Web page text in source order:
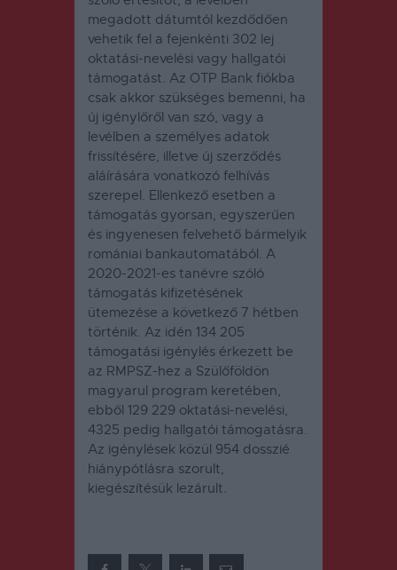
megadott dátumtól kezdődően
vehetik fel a fejenkénti 302 lej
oktatási-nevelési vagy hallgatói
támogatást. Az OTP Bank fiókba
csak akkor szükséges bemenni, ha
új igénylőről van szó, vagy a
levélben a személyes adatok
frissítésére, illetve új szerződés
aláírására vonatkozó felhívás
szerepel. Ellenkező esetben a
támogatás gyorsan, egyszerűen
és ingyenesen felvehető bármelyik
romániai bankautomatából. A
2020-2021-es tanévre szóló
támogatás kifizetésének
ütemezése a következő 7 hétben
történik. Az idén 134 205
támogatási igénylés érkezett be
az RMPSZ-hez a Szülőföldön
magyarul program keretében,
ebből 129 229 oktatási-nevelési,
4325 pedig hallgatói támogatásra.
Az igénylések közül 954 dosszié
hiánypótlásra szorult,
kiegészítésük lezárult.